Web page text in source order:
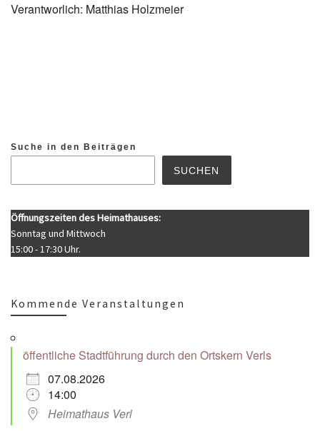
Verantworlich: Matthias Holzmeier
Suche in den Beiträgen
SUCHEN
Öffnungszeiten des Heimathauses:
Sonntag und Mittwoch
15:00 - 17:30 Uhr.
Kommende Veranstaltungen
öffentliche Stadtführung durch den Ortskern Verls
07.08.2026
14:00
Heimathaus Verl